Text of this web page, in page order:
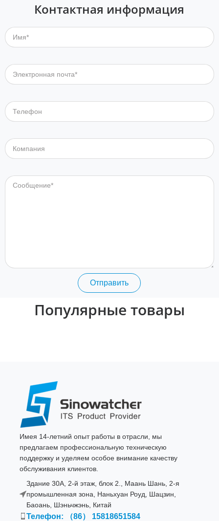
Контактная информация
Отправить
Популярные товары
Имея 14-летний опыт работы в отрасли, мы
предлагаем профессиональную техническую
поддержку и уделяем особое внимание качеству
обслуживания клиентов.
Здание 30A, 2-й этаж, блок 2., Маань Шань, 2-я
промышленная зона, Наньхуан Роуд, Шацзин,
Баоань, Шэньчжэнь, Китай
Телефон: （86） 15818651584